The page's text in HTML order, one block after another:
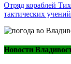
Отряд кораблей
тактических
Новости